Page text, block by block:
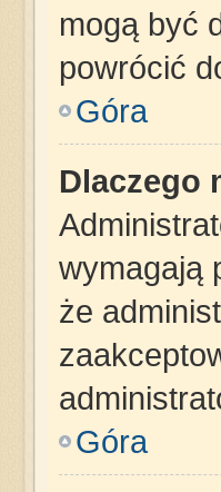
mogą być
powrócić
Góra
Dlaczego
wymagają
że
Góra